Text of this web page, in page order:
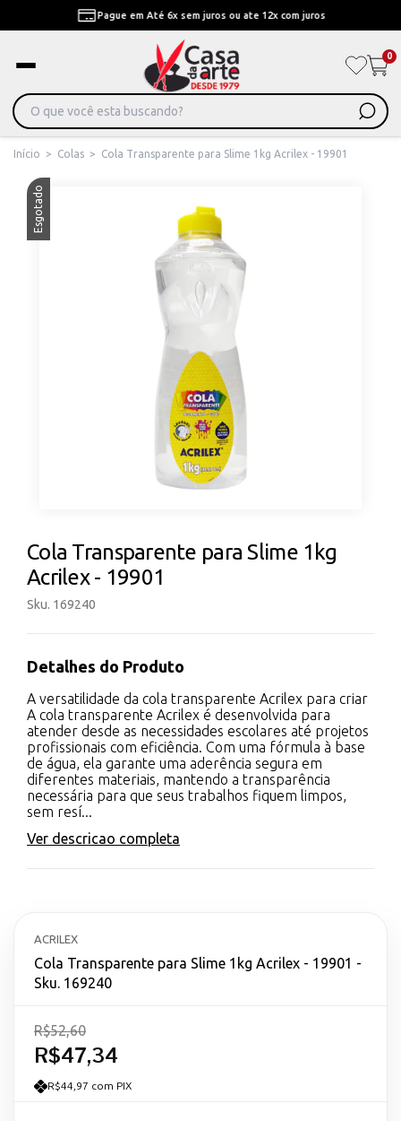
Pague em Até 6x sem juros ou ate 12x com juros
0
Início > Colas > Cola Transparente para Slime 1kg Acrilex - 19901
Esgotado
Cola Transparente para Slime 1kg
Acrilex - 19901
Sku. 169240
Detalhes do Produto
A versatilidade da cola transparente Acrilex para criar
A cola transparente Acrilex é desenvolvida para
atender desde as necessidades escolares até projetos
profissionais com eficiência. Com uma fórmula à base
de água, ela garante uma aderência segura em
diferentes materiais, mantendo a transparência
necessária para que seus trabalhos fiquem limpos,
sem resí...
Ver descricao completa
ACRILEX
Cola Transparente para Slime 1kg Acrilex - 19901 -
Sku. 169240
R$47,34
R$52,60
R$44,97 com PIX